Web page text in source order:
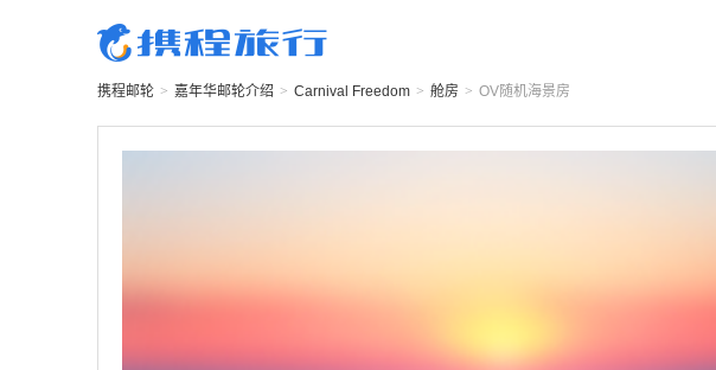
携程邮轮 > 嘉年华邮轮介绍 > Carnival Freedom > 舱房 > OV随机海景房